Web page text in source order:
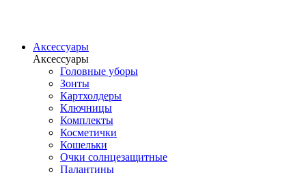
Аксессуары
Аксессуары
Головные уборы
Зонты
Картхолдеры
Ключницы
Комплекты
Косметички
Кошельки
Очки солнцезащитные
Палантины